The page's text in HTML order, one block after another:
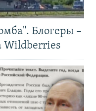
Блогеры –
Wildberries